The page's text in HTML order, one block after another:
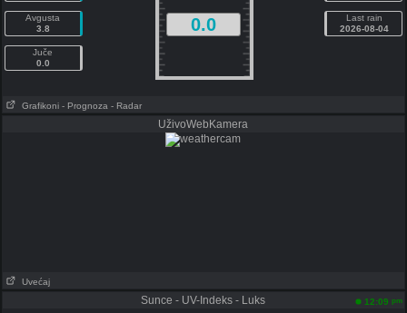
Avgusta
3.8
Juče
0.0
0.0
Last rain
2026-08-04
Grafikoni - Prognoza - Radar
UživoWebKamera
Uvećaj
Sunce - UV-Indeks - Luks 12:09 pm